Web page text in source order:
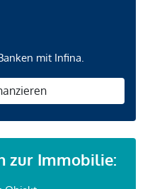
mit Infina.
zur Immobilie: